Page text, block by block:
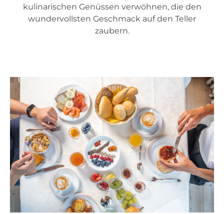
kulinarischen Genüssen verwöhnen, die den
wundervollsten Geschmack auf den Teller
zaubern.